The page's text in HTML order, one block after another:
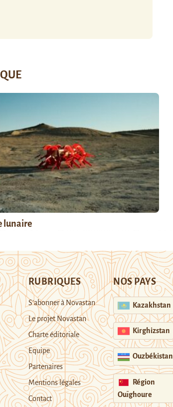
lunaire
RUBRIQUES
S’abonner à Novastan
Le projet Novastan
Charte éditoriale
Equipe
Partenaires
Mentions légales
Contact
NOS PAYS
Kazakhstan
Kirghizstan
Ouzbékistan
Région
Ouïghoure